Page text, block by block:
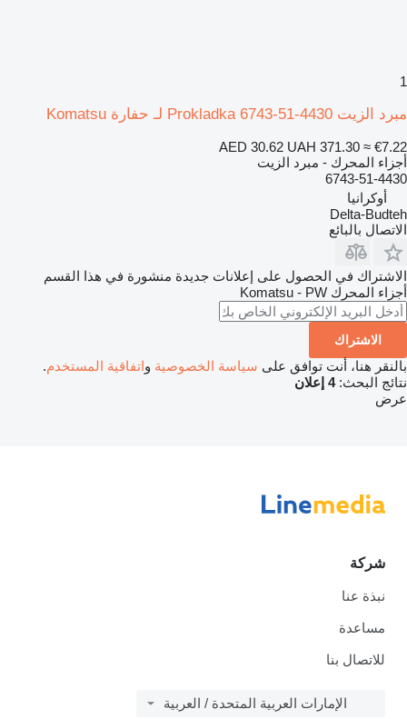
1
مبرد الزيت Prokladka 6743-51-4430 لـ حفارة Komatsu
AED 30.62 UAH 371.30 ≈ €7.22
أجزاء المحرك - مبرد الزيت
6743-51-4430
أوكرانيا
Delta-Budteh
الاتصال بالبائع
الاشتراك في الحصول على إعلانات جديدة منشورة في هذا القسم
أجزاء المحرك Komatsu - PW
الاشتراك
بالنقر هنا، أنت توافق على سياسة الخصوصية واتفاقية المستخدم.
نتائج البحث:4 إعلان
عرض
شركة
نبذة عنا
مساعدة
للاتصال بنا
الإمارات العربية المتحدة / العربية